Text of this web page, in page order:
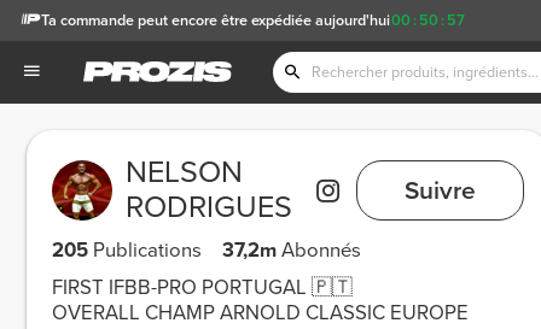
00 : 50 : 53
Ta commande peut encore être expédiée aujourd'hui
NELSON
RODRIGUES
Suivre
205 Publications 37,2mAbonnés
FIRST IFBB-PRO PORTUGAL 🇵🇹
OVERALL CHAMP ARNOLD CLASSIC EUROPE